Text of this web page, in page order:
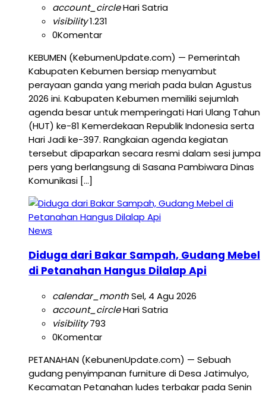
account_circleHari Satria
visibility1.231
0Komentar
KEBUMEN (KebumenUpdate.com) — Pemerintah
Kabupaten Kebumen bersiap menyambut
perayaan ganda yang meriah pada bulan Agustus
2026 ini. Kabupaten Kebumen memiliki sejumlah
agenda besar untuk memperingati Hari Ulang Tahun
(HUT) ke-81 Kemerdekaan Republik Indonesia serta
Hari Jadi ke-397. Rangkaian agenda kegiatan
tersebut dipaparkan secara resmi dalam sesi jumpa
pers yang berlangsung di Sasana Pambiwara Dinas
Komunikasi […]
News
Diduga dari Bakar Sampah, Gudang Mebel
di Petanahan Hangus Dilalap Api
calendar_monthSel, 4 Agu 2026
account_circleHari Satria
visibility793
0Komentar
PETANAHAN (KebunenUpdate.com) — Sebuah
gudang penyimpanan furniture di Desa Jatimulyo,
Kecamatan Petanahan ludes terbakar pada Senin